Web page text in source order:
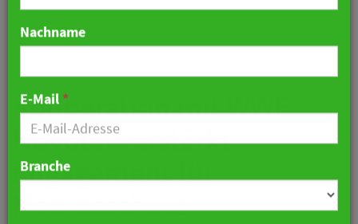
Kooperation mit WWF:
Novotel verstärkt
Engagement für
Meeresschutz